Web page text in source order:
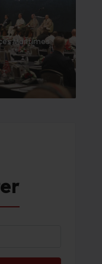
Maritimes